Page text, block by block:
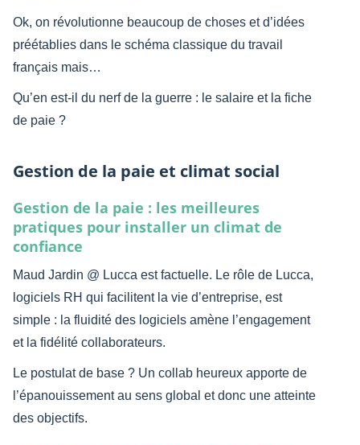
Ok, on révolutionne beaucoup de choses et d’idées
préétablies dans le schéma classique du travail
français mais…
Qu’en est-il du nerf de la guerre : le salaire et la fiche
de paie ?
Gestion de la paie et climat social
Gestion de la paie : les meilleures
pratiques pour installer un climat de
confiance
Maud Jardin @ Lucca est factuelle. Le rôle de Lucca,
logiciels RH qui facilitent la vie d’entreprise, est
simple : la fluidité des logiciels amène l’engagement
et la fidélité collaborateurs.
Le postulat de base ? Un collab heureux apporte de
l’épanouissement au sens global et donc une atteinte
des objectifs.